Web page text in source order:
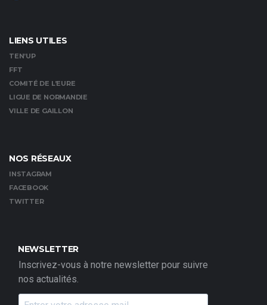
LIENS UTILES
TEN’UP
FFT
COMITÉ DE L’EURE
LIGUE DE NORMANDIE
VILLE DE GAILLON
NOS RÉSEAUX
INSTAGRAM
FACEBOOK
TWITTER
NEWSLETTER
Inscrivez-vous à notre newsletter pour suivre
nos actualités.